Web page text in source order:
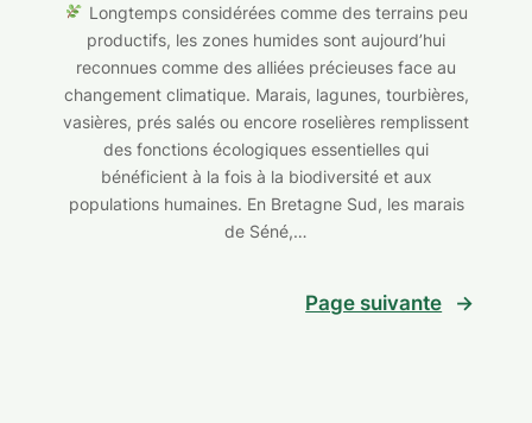
Longtemps considérées comme des terrains peu
productifs, les zones humides sont aujourd’hui
reconnues comme des alliées précieuses face au
changement climatique. Marais, lagunes, tourbières,
vasières, prés salés ou encore roselières remplissent
des fonctions écologiques essentielles qui
bénéficient à la fois à la biodiversité et aux
populations humaines. En Bretagne Sud, les marais
de Séné,…
Page suivante →